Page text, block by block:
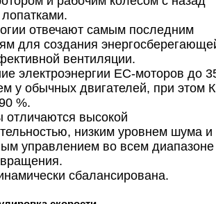
отвечают самым последним
для создания
вентиляции.
электроэнергии ЕС-моторов до
у обычных двигателей, при этом
%.
высокой
низким уровнем шума и
управлением во всем диапазоне
сбалансирована.